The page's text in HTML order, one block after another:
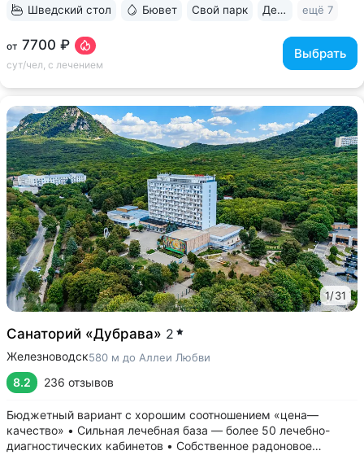
от 7700 ₽
сут/чел, с лечением
Выбрать
Шведский стол Бювет Свой парк Дети с 0 лет ещё 7
1/31
Санаторий «Дубрава» 2
Железноводск580 м до Аллеи Любви
8.2 236 отзывов
Бюджетный вариант с хорошим соотношением «цена—
качество» • Сильная лечебная база — более 50 лечебно-
диагностических кабинетов • Собственное радоновое